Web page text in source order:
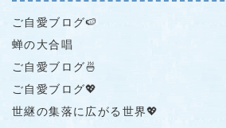
ご自愛ブログ🍉
蝉の大合唱
ご自愛ブログ🍜
ご自愛ブログ💖
世継の集落に広がる世界💖